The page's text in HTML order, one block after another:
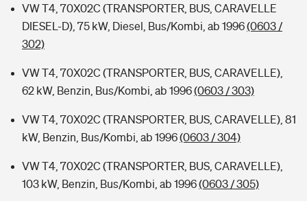
VW T4, 70X02C (TRANSPORTER, BUS, CARAVELLE
DIESEL-D), 75 kW, Diesel, Bus/Kombi, ab 1996(0603 /
302)
VW T4, 70X02C (TRANSPORTER, BUS, CARAVELLE),
62 kW, Benzin, Bus/Kombi, ab 1996(0603 / 303)
VW T4, 70X02C (TRANSPORTER, BUS, CARAVELLE), 81
kW, Benzin, Bus/Kombi, ab 1996(0603 / 304)
VW T4, 70X02C (TRANSPORTER, BUS, CARAVELLE),
103 kW, Benzin, Bus/Kombi, ab 1996(0603 / 305)